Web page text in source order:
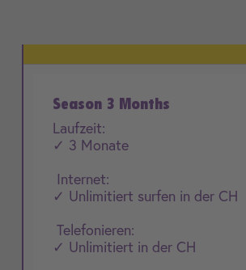
Season 3 Months
Laufzeit:
✓ 3 Monate
Internet:
✓ Unlimitiert surfen in der CH
Telefonieren:
✓ Unlimitiert in der CH